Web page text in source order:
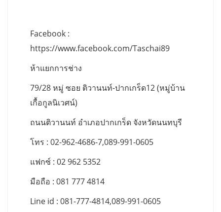
Facebook :
https://www.facebook.com/Taschai89
ห้าแยกการช่าง
79/28 หมู่ ซอย ติวานนท์-ปากเกร็ด12 (หมู่บ้าน
เกื้อกูลนิเวศน์)
ถนนติวานนท์ อำเภอปากเกร็ด จังหวัดนนทบุรี
โทร : 02-962-4686-7,089-991-0605
แฟกซ์ : 02 962 5352
มือถือ : 081 777 4814
Line id : 081-777-4814,089-991-0605